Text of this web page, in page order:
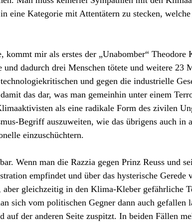
eine Kategorie mit Attentätern zu stecken,
kommt mir als erstes der „Unabomber“ Theodore
dadurch drei Menschen tötete und weitere 23
und gegen die industrielle
das dar, was man gemeinhin unter einem
als eine radikale Form des zivilen
Begriff auszuweiten, wie das übrigens auch in
einzuschüchtern.
Wenn man die Razzia gegen Prinz Reuss und
empfindet und über das hysterische Gerede
aber gleichzeitig in den Klima-Kleber gefährliche
sich vom politischen Gegner dann auch gefallen
auf der anderen Seite zuspitzt. In beiden Fällen